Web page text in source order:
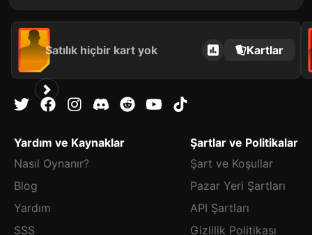
Satılık hiçbir kart yok Kartlar
Yardım ve Kaynaklar
Nasıl Oynanır?
Blog
Yardım
SSS
Şartlar ve Politikalar
Şart ve Koşullar
Pazar Yeri Şartları
API Şartları
Gizlilik Politikası